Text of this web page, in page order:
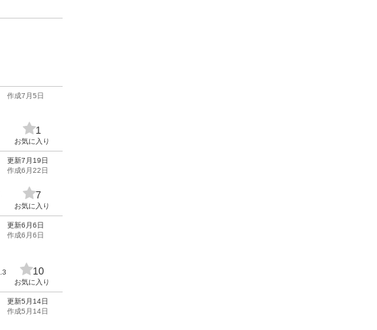
作成7月5日
1
お気に入り
更新7月19日
作成6月22日
7
お気に入り
更新6月6日
作成6月6日
10
お気に入り
更新5月14日
作成5月14日